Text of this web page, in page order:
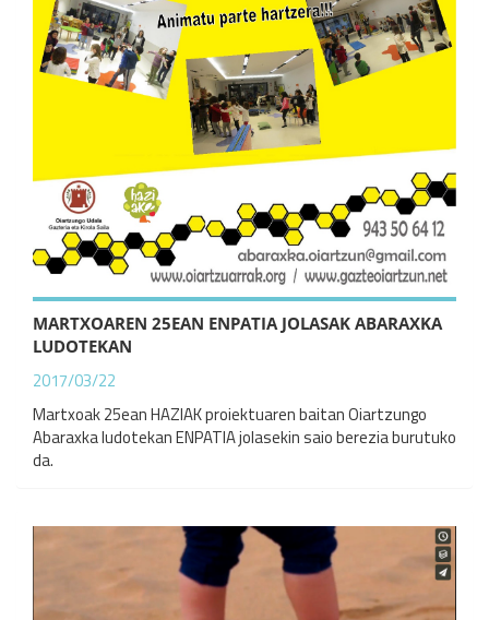
MARTXOAREN 25EAN ENPATIA JOLASAK ABARAXKA
LUDOTEKAN
2017/03/22
Martxoak 25ean HAZIAK proiektuaren baitan Oiartzungo
Abaraxka ludotekan ENPATIA jolasekin saio berezia burutuko
da.